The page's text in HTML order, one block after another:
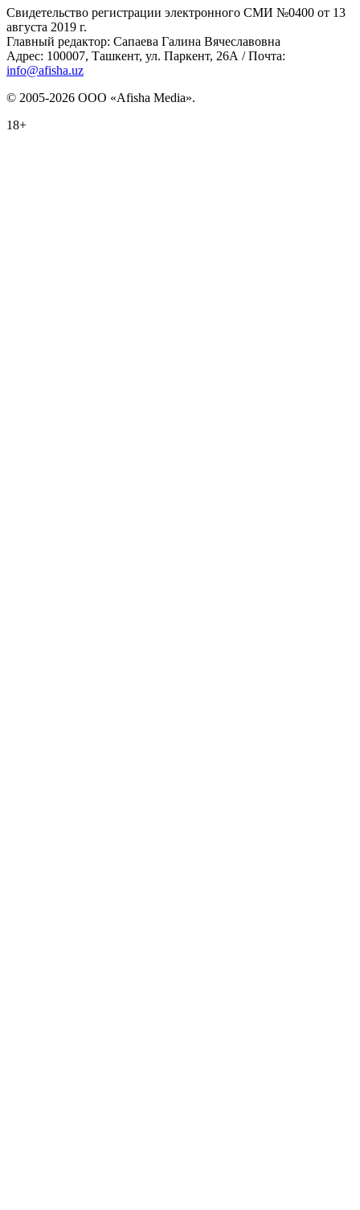
Свидетельство регистрации электронного СМИ №0400 от 13
августа 2019 г.
Главный редактор: Сапаева Галина Вячеславовна
Адрес: 100007, Ташкент, ул. Паркент, 26А / Почта:
info@afisha.uz
© 2005-2026 ООО «Afisha Media».
18+